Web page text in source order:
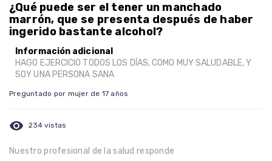
¿Qué puede ser el tener un manchado
marrón, que se presenta después de haber
ingerido bastante alcohol?
Información adicional
HAGO EJERCICIO TODOS LOS DÍAS, COMO MUY SALUDABLE, Y
SOY UNA PERSONA SANA
Preguntado por mujer de 17 años
visibility 234 vistas
Nuestro profesional de la salud responde